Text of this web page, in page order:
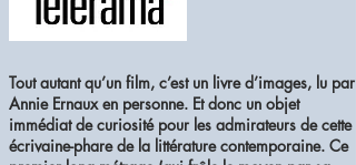
Tout autant qu’un film, c’est un livre d’images, lu par
Annie Ernaux en personne. Et donc un objet
immédiat de curiosité pour les admirateurs de cette
écrivaine-phare de la littérature contemporaine. Ce